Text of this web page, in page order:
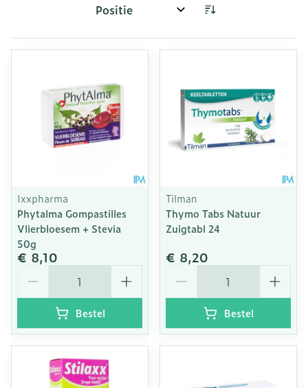
Sorteer op:
Ixxpharma
Phytalma Gompastilles
Vlierbloesem + Stevia
50g
€ 8,10
Bestel
Tilman
Thymo Tabs Natuur
Zuigtabl 24
€ 8,20
Bestel